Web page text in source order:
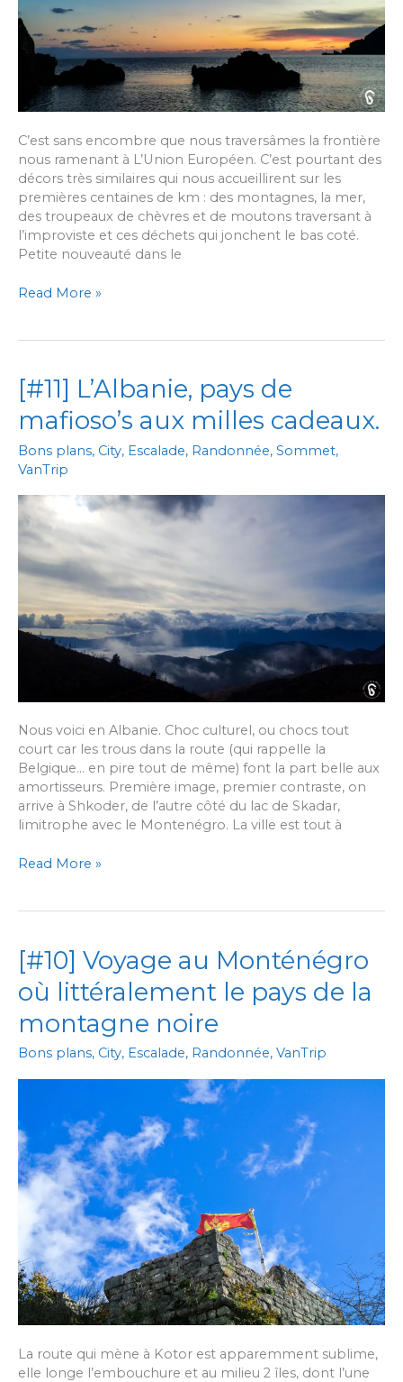
C’est sans encombre que nous traversâmes la frontière
nous ramenant à L’Union Européen. C’est pourtant des
décors très similaires qui nous accueillirent sur les
premières centaines de km : des montagnes, la mer,
des troupeaux de chèvres et de moutons traversant à
l’improviste et ces déchets qui jonchent le bas coté.
Petite nouveauté dans le
[#12]
Du
Nord-
Ouest
au
Péloponnèse.
Read More »
[#11] L’Albanie, pays de
mafioso’s aux milles cadeaux.
Bons plans, City, Escalade, Randonnée, Sommet,
VanTrip
Nous voici en Albanie. Choc culturel, ou chocs tout
court car les trous dans la route (qui rappelle la
Belgique… en pire tout de même) font la part belle aux
amortisseurs. Première image, premier contraste, on
arrive à Shkoder, de l’autre côté du lac de Skadar,
limitrophe avec le Montenégro. La ville est tout à
[#11]
aux
milles
cadeaux.
Read More »
[#10] Voyage au Monténégro
où littéralement le pays de la
montagne noire
Bons plans, City, Escalade, Randonnée, VanTrip
La route qui mène à Kotor est apparemment sublime,
elle longe l’embouchure et au milieu 2 îles, dont l’une